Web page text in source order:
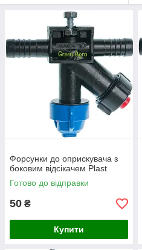
Форсунки до оприскувача з
боковим відсікачем Plast
Готово до відправки
50 ₴
Купити